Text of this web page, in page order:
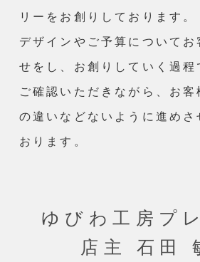
リーをお創りしております。
デザインやご予算についてお
せをし、お創りしていく過程
ご確認いただきながら、お客
の違いなどないように進めさ
おります。
ゆびわ工房プ
店主 石田